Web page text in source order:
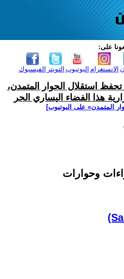
على:
الفيسبوك التويتر اليوتيوب الانستغرام
تحفظ استقلال الحوار المتمدن،
هذا الفضاء اليساري الحر
المتمدن» على اليوتيوب]
وحوارات